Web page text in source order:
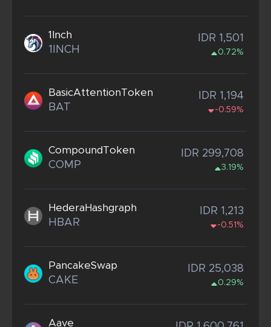
1Inch
1INCH
IDR 1,501
0.72%
BasicAttentionToken
BAT
IDR 1,194
-0.59%
CompoundToken
COMP
IDR 299,708
3.19%
HederaHashgraph
HBAR
IDR 1,213
-0.51%
PancakeSwap
CAKE
IDR 25,038
0.29%
Aave